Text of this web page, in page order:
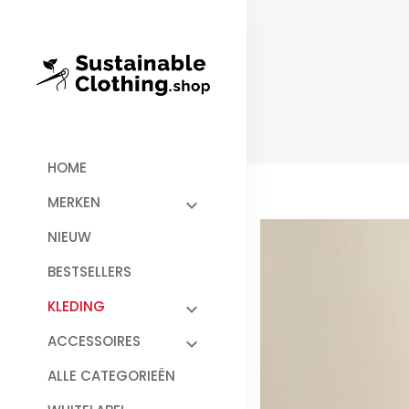
HOME
MERKEN
NIEUW
BESTSELLERS
KLEDING
ACCESSOIRES
ALLE CATEGORIEËN